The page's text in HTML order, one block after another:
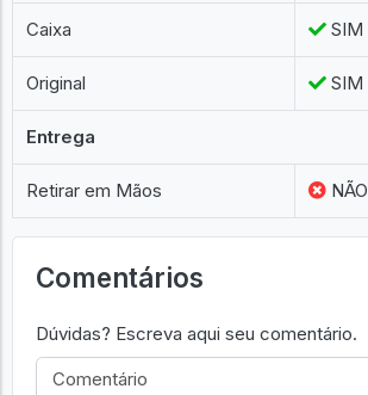
Caixa SIM
Original SIM
Entrega
Retirar em Mãos NÃO
Comentários
Dúvidas? Escreva aqui seu comentário.